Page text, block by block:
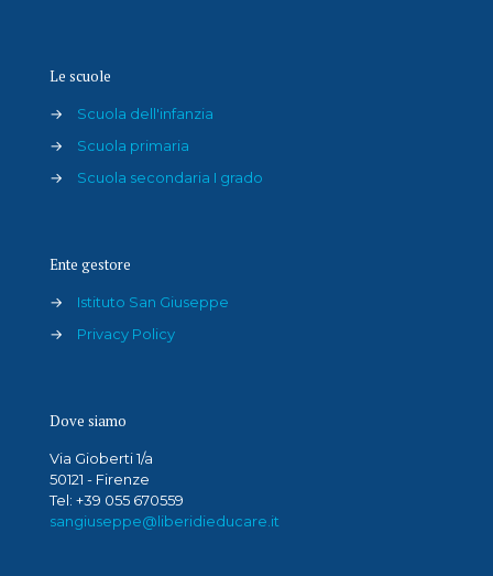
Le scuole
→
Scuola dell'infanzia
→
Scuola primaria
→
Scuola secondaria I grado
Ente gestore
→
Istituto San Giuseppe
→
Privacy Policy
Dove siamo
Via Gioberti 1/a
50121 - Firenze
Tel: +39 055 670559
sangiuseppe@liberidieducare.it